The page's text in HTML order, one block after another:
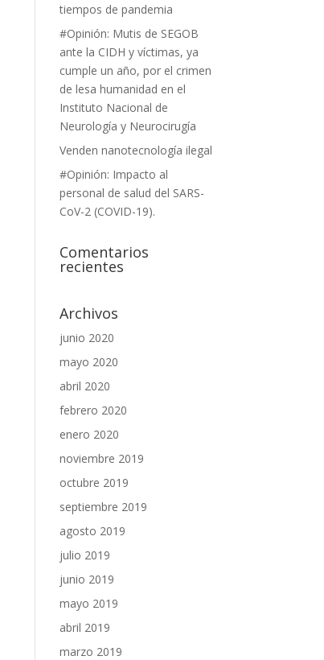
tiempos de pandemia
#Opinión: Mutis de SEGOB
ante la CIDH y víctimas, ya
cumple un año, por el crimen
de lesa humanidad en el
Instituto Nacional de
Neurología y Neurocirugía
Venden nanotecnología ilegal
#Opinión: Impacto al
personal de salud del SARS-
CoV-2 (COVID-19).
Comentarios
recientes
Archivos
junio 2020
mayo 2020
abril 2020
febrero 2020
enero 2020
noviembre 2019
octubre 2019
septiembre 2019
agosto 2019
julio 2019
junio 2019
mayo 2019
abril 2019
marzo 2019